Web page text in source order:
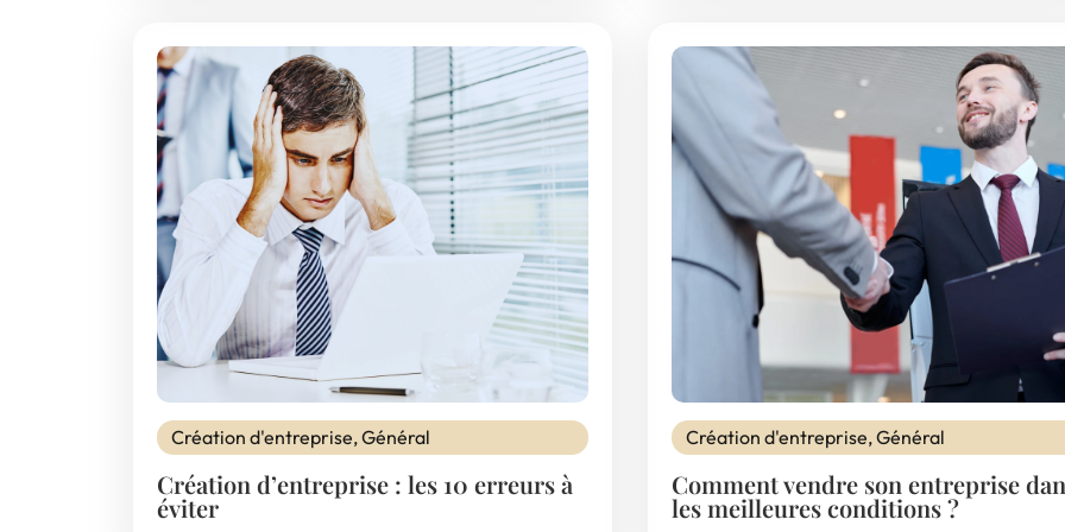
Création d'entreprise,Général
Création d’entreprise : les 10 erreurs à
éviter
Création d'entreprise,Général
Comment vendre son entreprise
les meilleures conditions ?